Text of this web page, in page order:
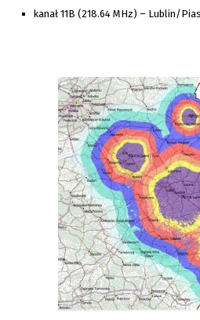
kanał 11B (218.64 MHz) – Lublin/